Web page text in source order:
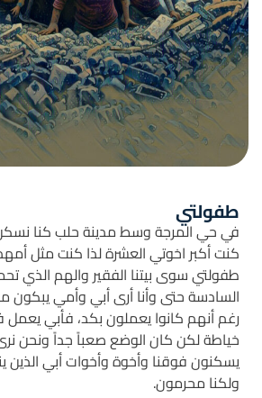
طفولتي
في حي المرجة وسط مدينة حلب كنا
كنت أكبر اخوتي العشرة لذا كنت مثل
طفولتي سوى بيتنا الفقير والهم الذي
السادسة حتى وأنا أرى أبي وأمي يبكون
رغم أنهم كانوا يعملون بكد، فأبي
خياطة لكن كان الوضع صعباً جداً ونحن
يسكنون فوقنا وأخوة وأخوات أبي
ولكنا محرمون.